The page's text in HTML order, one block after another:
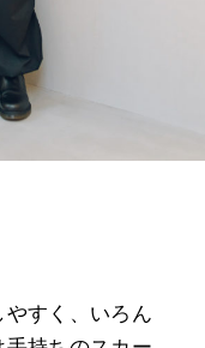
すく、いろん